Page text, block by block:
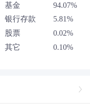
基金
94.07%
银行存款
5.81%
股票
0.02%
其它
0.10%